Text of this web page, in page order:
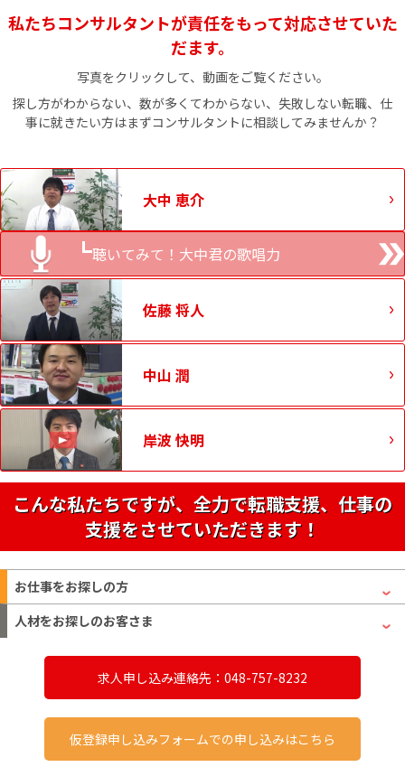
私たちコンサルタントが責任をもって対応させていた
だます。
写真をクリックして、動画をご覧ください。
探し方がわからない、数が多くてわからない、失敗しない転職、仕
事に就きたい方はまずコンサルタントに相談してみませんか？
大中 恵介
聴いてみて！大中君の歌唱力
佐藤 将人
中山 潤
岸波 快明
こんな私たちですが、全力で転職支援、仕事の
支援をさせていただきます！
お仕事をお探しの方
人材をお探しのお客さま
求人申し込み連絡先：048-757-8232
仮登録申し込みフォームでの申し込みはこちら